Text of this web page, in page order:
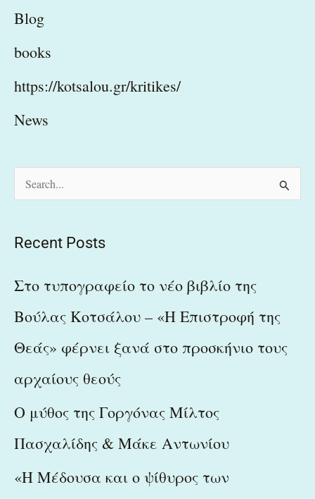
Blog
books
https://kotsalou.gr/kritikes/
News
c
f
o
Recent Posts
Στο τυπογραφείο το νέο βιβλίο της
Βούλας Κοτσάλου – «Η Επιστροφή της
Θεάς» φέρνει ξανά στο προσκήνιο τους
αρχαίους θεούς
Ο μύθος της Γοργόνας Μίλτος
Πασχαλίδης & Μάκε Αντωνίου
«Η Μέδουσα και ο ψίθυρος των